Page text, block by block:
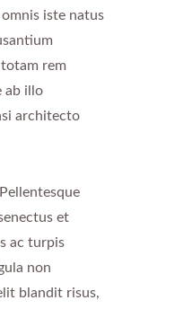
iste natus
rem
ab illo
architecto
et
ac turpis
non
blandit risus,